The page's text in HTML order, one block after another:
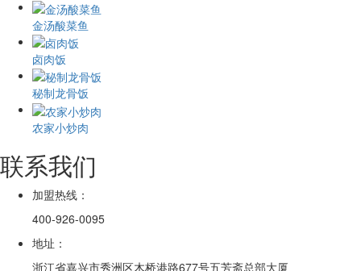
金汤酸菜鱼
卤肉饭
秘制龙骨饭
农家小炒肉
联系我们
加盟热线：
400-926-0095
地址：
浙江省嘉兴市秀洲区木桥港路677号五芳斋总部大厦